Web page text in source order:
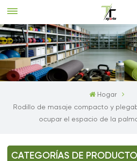
Hogar
Rodillo de masaje compacto y
ocupar el espacio de la
CATEGORÍAS DE